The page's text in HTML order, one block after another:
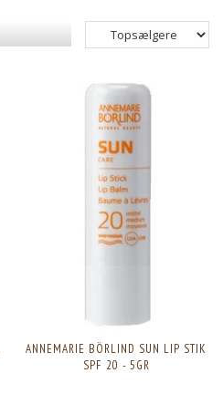
ANNEMARIE BÖRLIND SUN LIP STIK
SPF 20 - 5GR